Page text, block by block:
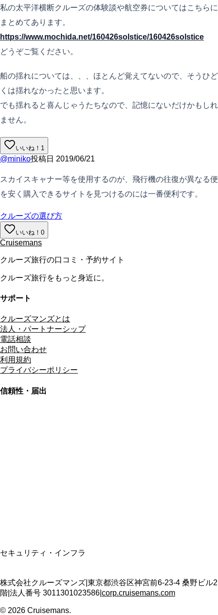
私の太平洋横断クルーズの体験談や航空券についてはこちらに
まとめてあります。
https://www.mochida.net/160426solstice/160426solstice
どうぞご覧ください。
船の揺れについては、、、ほとんど覚えてないので、そうひど
くは揺れなかったと思います。
でも揺れると喜んじゃうたちなので、記憶にないだけかもしれ
ません。
いいね！ 1
@miniko投稿日 2019/06/21
スカイスキャナー等を使用するのが、飛行機の往復が異なる便
を安く購入できるサイトを見つけるのには一番便利です。
クルーズの選び方
いいね！ 0
Cruisemans
クルーズ旅行の口コミ・予約サイト
クルーズ旅行をもっと身近に。
サポート
クルーズマンズとは
法人・パートナーシップ
電話相談
お問い合わせ
利用規約
プライバシーポリシー
信頼性・届出
セキュリティ・インフラ
株式会社クルーズマンズ 東京都渋谷区神宮前6-23-4 桑野ビル2
階 法人番号 3011301023586 corp.cruisemans.com
© 2026 Cruisemans.